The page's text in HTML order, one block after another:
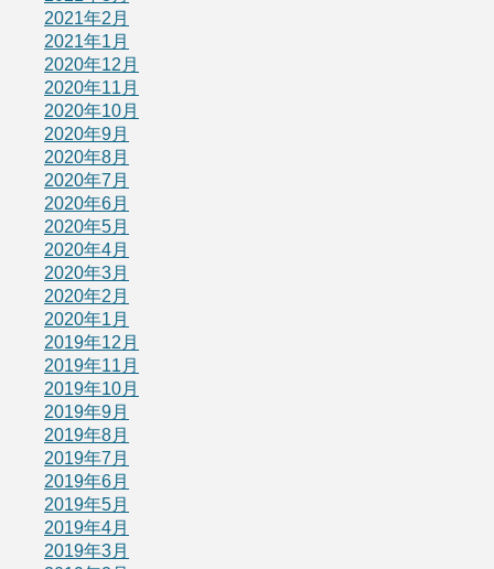
2021年2月
2021年1月
2020年12月
2020年11月
2020年10月
2020年9月
2020年8月
2020年7月
2020年6月
2020年5月
2020年4月
2020年3月
2020年2月
2020年1月
2019年12月
2019年11月
2019年10月
2019年9月
2019年8月
2019年7月
2019年6月
2019年5月
2019年4月
2019年3月